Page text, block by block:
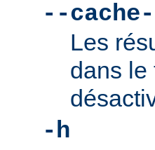
--
Les
dans le
-h